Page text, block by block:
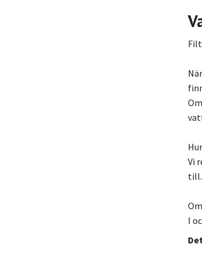
Vi
till.
I